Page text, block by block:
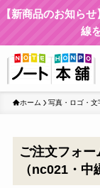
【新商品のお知ら
線
ホーム 写真・ロゴ・文
ご注文フォ
（nc021・中